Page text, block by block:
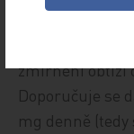
zmírnění obtíží
Doporučuje se
mg denně